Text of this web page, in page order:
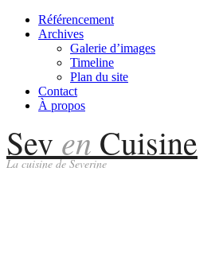
Référencement
Archives
Galerie d’images
Timeline
Plan du site
Contact
À propos
Sev en Cuisine
La cuisine de Severine